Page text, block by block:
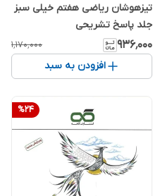
تیزهوشان ریاضی هفتم خیلی سبز
جلد پاسخ تشریحی
۹۳۶٬۰۰۰ ۱٬۱۷۰٬۰۰۰
افزودن به سبد
%24